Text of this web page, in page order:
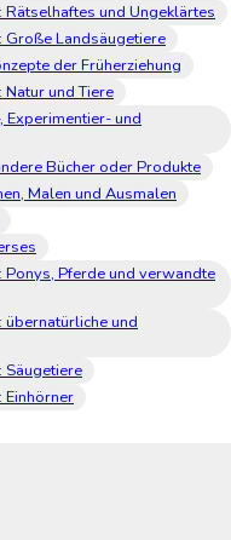
und Ungeklärtes
Große Landsäugetiere
der Früherziehung
und Tiere
Experimentier- und
Bücher oder Produkte
Malen und Ausmalen
Ponys, Pferde und verwandte
übernatürliche und
Säugetiere
Einhörner